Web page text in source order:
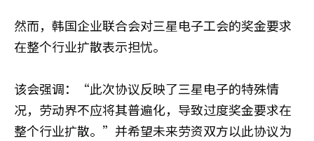
然而，韩国企业联合会对三星电子工会的奖金要求
在整个行业扩散表示担忧。
该会强调：“此次协议反映了三星电子的特殊情
况，劳动界不应将其普遍化，导致过度奖金要求在
整个行业扩散。”并希望未来劳资双方以此协议为